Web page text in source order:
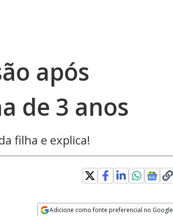
após
de 3 anos
filha e explica!
Adicione como fonte preferencial no Google